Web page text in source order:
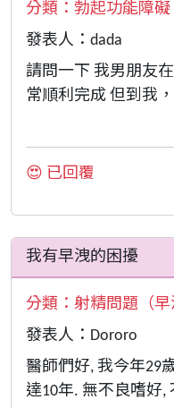
分類： 勃起功能障礙
發表人：dada
請問一下 我男朋友
常順利完成 但到我
😍 已回覆
我有早洩的困擾
分類： 射精問題（早
發表人：Dororo
醫師們好, 我今年29
達10年. 無不良嗜好,